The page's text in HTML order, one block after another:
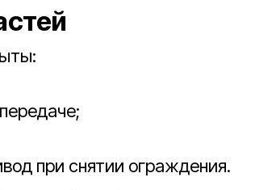
при снятии ограждения.